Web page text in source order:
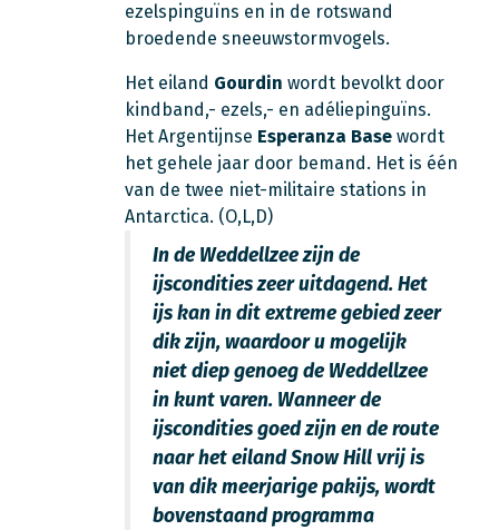
ezelspinguïns en in de rotswand
broedende sneeuwstormvogels.
Het eiland Gourdin wordt bevolkt door
kindband,- ezels,- en adéliepinguïns.
Het Argentijnse Esperanza Base wordt
het gehele jaar door bemand. Het is één
van de twee niet-militaire stations in
Antarctica. (O,L,D)
In de Weddellzee zijn de
ijscondities zeer uitdagend. Het
ijs kan in dit extreme gebied zeer
dik zijn, waardoor u mogelijk
niet diep genoeg de Weddellzee
in kunt varen. Wanneer de
ijscondities goed zijn en de route
naar het eiland Snow Hill vrij is
van dik meerjarige pakijs, wordt
bovenstaand programma